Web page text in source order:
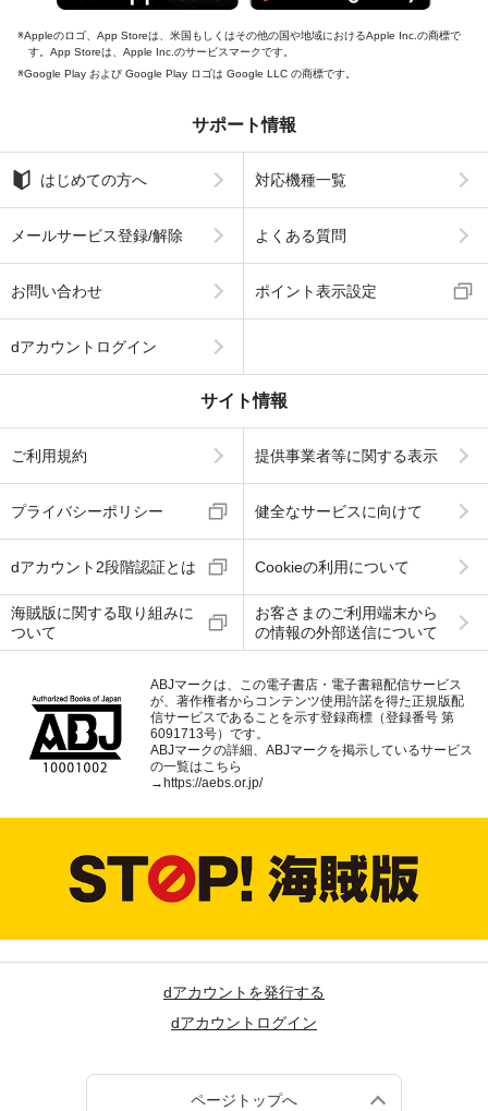
Appleのロゴ、App Storeは、米国もしくはその他の国や地域におけるApple Inc.の商標で
す。App Storeは、Apple Inc.のサービスマークです。
Google Play および Google Play ロゴは Google LLC の商標です。
サポート情報
はじめての方へ 対応機種一覧
メールサービス登録/解除 よくある質問
お問い合わせ ポイント表示設定
dアカウントログイン
サイト情報
ご利用規約 提供事業者等に関する表示
プライバシーポリシー 健全なサービスに向けて
dアカウント2段階認証とは Cookieの利用について
海賊版に関する取り組みに
ついて
お客さまのご利用端末から
の情報の外部送信について
ABJマークは、この電子書店・電子書籍配信サービス
が、著作権者からコンテンツ使用許諾を得た正規版配
信サービスであることを示す登録商標（登録番号 第
6091713号）です。
ABJマークの詳細、ABJマークを掲示しているサービス
の一覧はこちら
→ https://aebs.or.jp/
dアカウントを発行する
dアカウントログイン
ページトップへ